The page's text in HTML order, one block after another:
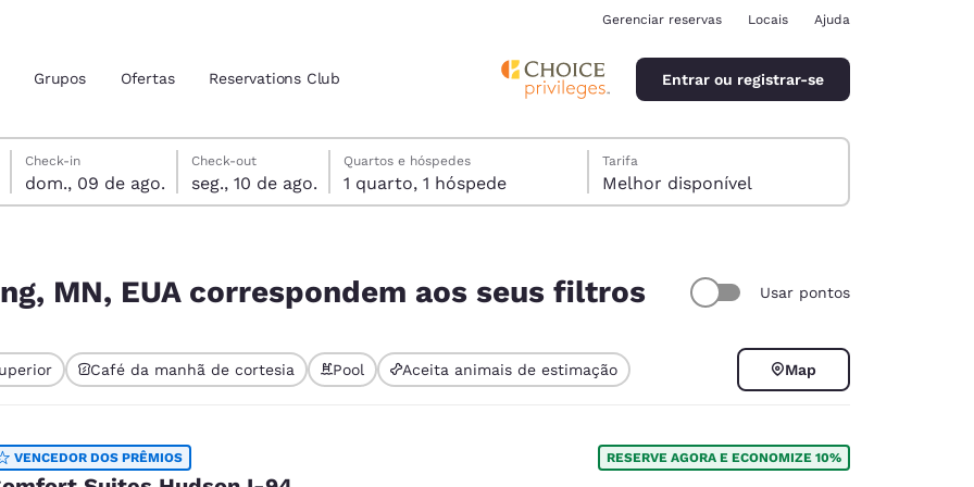
atuais
Español Español
Gerenciar reservas Locais Ajuda
Grupos Ofertas Reservations Club Entrar ou registrar-se
domingo, 9 de agosto
Check-in
dom., 09 de ago.
segunda-feira, 10 de agosto
Check-out
seg., 10 de ago.
segunda-feira, 10 de agosto data de check-out selecionada
domingo, 9 de agosto data do check-in selecionada
Quartos e hóspedes
1 quarto, 1 hóspede
Tarifa
Melhor disponível
MN, EUA correspondem aos seus filtros Usar pontos
selecionado
Café da manhã de cortesia Pool Aceita animais de estimação Map
VENCEDOR DOS PRÊMIOS RESERVE AGORA E ECONOMIZE 10%